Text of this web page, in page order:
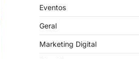
Eventos
Geral
Marketing Digital